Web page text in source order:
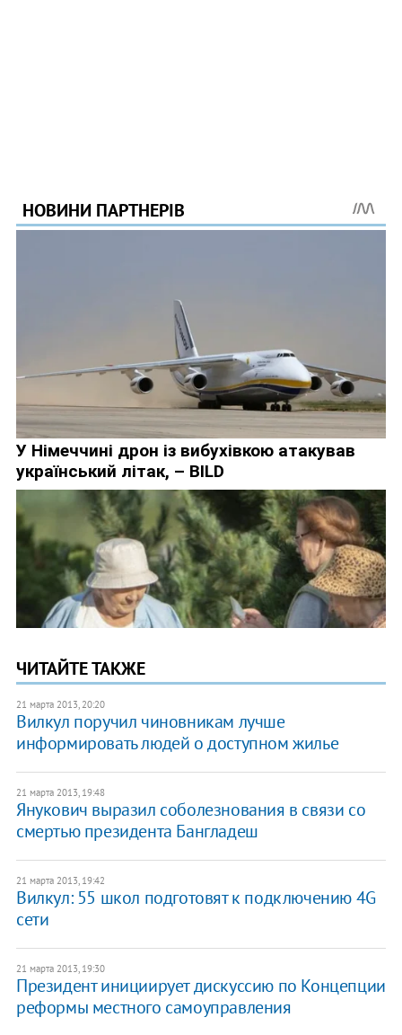
ЧИТАЙТЕ ТАКЖЕ
21 марта 2013, 20:20
Вилкул поручил чиновникам лучше
информировать людей о доступном жилье
21 марта 2013, 19:48
Янукович выразил соболезнования в связи со
смертью президента Бангладеш
21 марта 2013, 19:42
Вилкул: 55 школ подготовят к подключению 4G
сети
21 марта 2013, 19:30
Президент инициирует дискуссию по Концепции
реформы местного самоуправления